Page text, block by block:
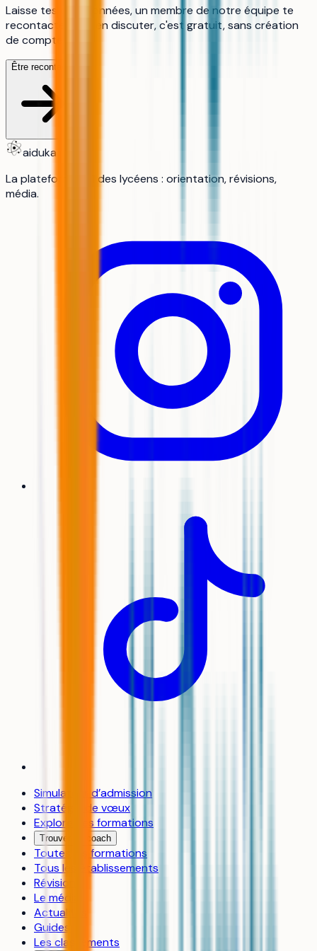
Laisse tes coordonnées, un membre de notre équipe te
recontacte pour en discuter, c'est gratuit, sans création
de compte.
Être recontacté
aiduka
La plateforme n°1 des lycéens : orientation, révisions,
média.
Simulateur d’admission
Stratégie de vœux
Explorer les formations
Trouver un coach
Toutes les formations
Tous les établissements
Révisions
Le média
Actualités
Guides
Les classements